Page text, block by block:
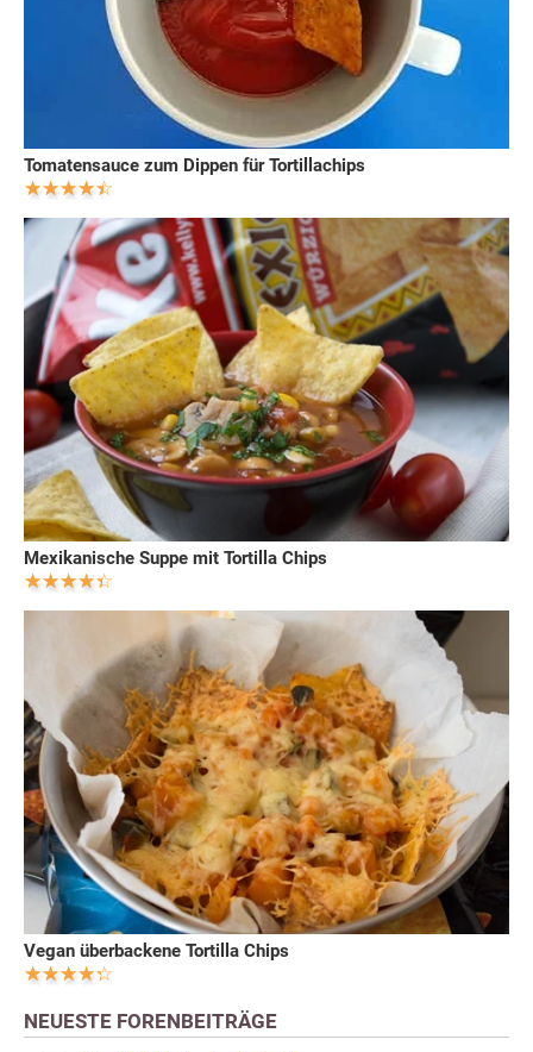
Tomatensauce zum Dippen für Tortillachips
Mexikanische Suppe mit Tortilla Chips
Vegan überbackene Tortilla Chips
NEUESTE FORENBEITRÄGE